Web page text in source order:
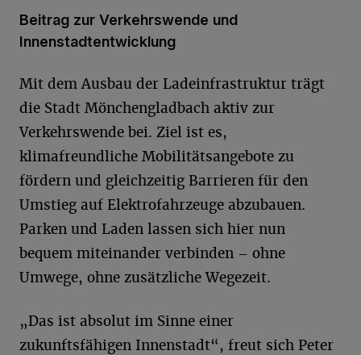
Beitrag zur Verkehrswende und
Innenstadtentwicklung
Mit dem Ausbau der Ladeinfrastruktur trägt
die Stadt Mönchengladbach aktiv zur
Verkehrswende bei. Ziel ist es,
klimafreundliche Mobilitätsangebote zu
fördern und gleichzeitig Barrieren für den
Umstieg auf Elektrofahrzeuge abzubauen.
Parken und Laden lassen sich hier nun
bequem miteinander verbinden – ohne
Umwege, ohne zusätzliche Wegezeit.
„Das ist absolut im Sinne einer
zukunftsfähigen Innenstadt“, freut sich Peter